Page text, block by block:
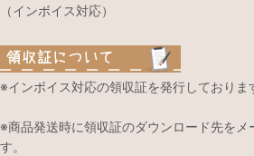
（インボイス対応）
※インボイス対応の領収証を発行しておりま
※商品発送時に領収証のダウンロード先をメ
す。